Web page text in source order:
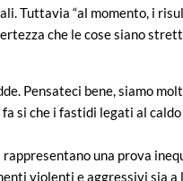
Tuttavia “al momento, i
che le cose siano
Pensateci bene, siamo
si che i fastidi legati al caldo
una prova
violenti e aggressivi sia a